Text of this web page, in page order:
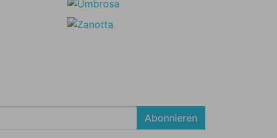
Abonnieren